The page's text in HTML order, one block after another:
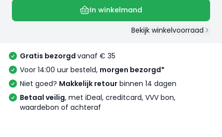
In winkelmand
Bekijk winkelvoorraad
Gratis bezorgd vanaf € 35
Voor 14:00 uur besteld, morgen bezorgd*
Niet goed? Makkelijk retour binnen 14 dagen
Betaal veilig, met iDeal, creditcard, VVV bon,
waardebon of achteraf